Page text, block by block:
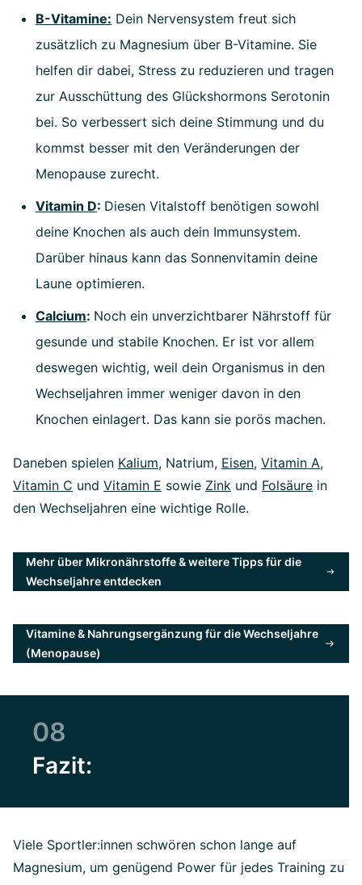
B-Vitamine: Dein Nervensystem freut sich
zusätzlich zu Magnesium über B-Vitamine. Sie
helfen dir dabei, Stress zu reduzieren und tragen
zur Ausschüttung des Glückshormons Serotonin
bei. So verbessert sich deine Stimmung und du
kommst besser mit den Veränderungen der
Menopause zurecht.
Vitamin D: Diesen Vitalstoff benötigen sowohl
deine Knochen als auch dein Immunsystem.
Darüber hinaus kann das Sonnenvitamin deine
Laune optimieren.
Calcium: Noch ein unverzichtbarer Nährstoff für
gesunde und stabile Knochen. Er ist vor allem
deswegen wichtig, weil dein Organismus in den
Wechseljahren immer weniger davon in den
Knochen einlagert. Das kann sie porös machen.
Daneben spielen Kalium, Natrium, Eisen, Vitamin A,
Vitamin C und Vitamin E sowie Zink und Folsäure in
den Wechseljahren eine wichtige Rolle.
Mehr über Mikronährstoffe & weitere Tipps für die
Wechseljahre entdecken
Vitamine & Nahrungsergänzung für die Wechseljahre
(Menopause)
08
Fazit:
Viele Sportler:innen schwören schon lange auf
Magnesium, um genügend Power für jedes Training zu